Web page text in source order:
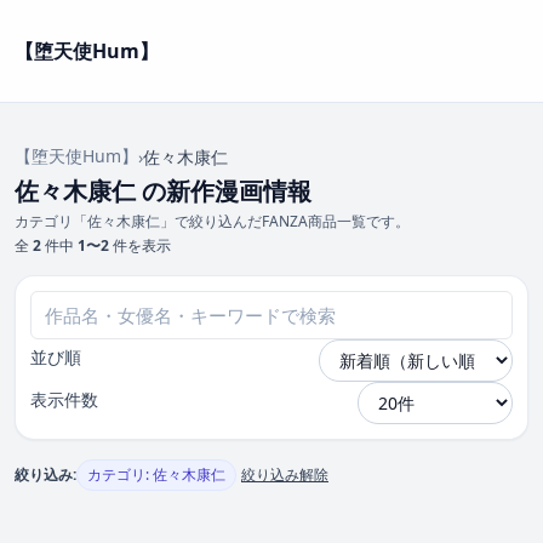
【堕天使Hum】
【堕天使Hum】 ›佐々木康仁
佐々木康仁 の新作漫画情報
カテゴリ「佐々木康仁」で絞り込んだFANZA商品一覧です。
全 2件中 1〜2件を表示
並び順
表示件数
絞り込み: カテゴリ: 佐々木康仁 絞り込み解除